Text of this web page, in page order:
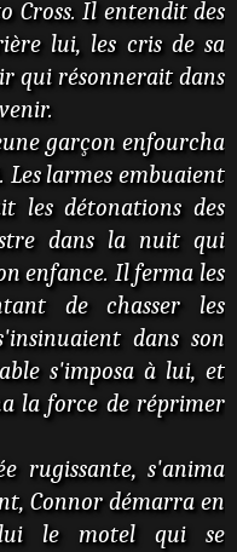
Cross. Il entendit des
lui, les cris de sa
qui résonnerait dans
garçon enfourcha
larmes embuaient
les détonations des
dans la nuit qui
enfance. Il ferma les
de chasser les
dans son
s'imposa à lui, et
la force de réprimer
rugissante, s'anima
Connor démarra en
lui le motel qui se